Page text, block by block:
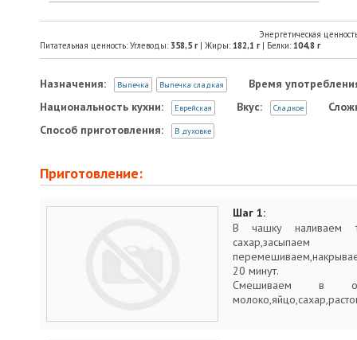
Энергетическая
Питательная ценность: Углеводы: 358,5 г| Жиры: 182,1 г| Белки: 104,8 г
Назначения: Выпечка Выпечка сладкая
Время
Национальность кухни:
Еврейская Вкус: Сладкое
Способ приготовления:
В духовке
Приготовление:
Шаг 1:
В чашку наливаем
20 минут.
Смешиваем в